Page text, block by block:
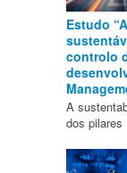
Estudo
controlo
A
dos pilares